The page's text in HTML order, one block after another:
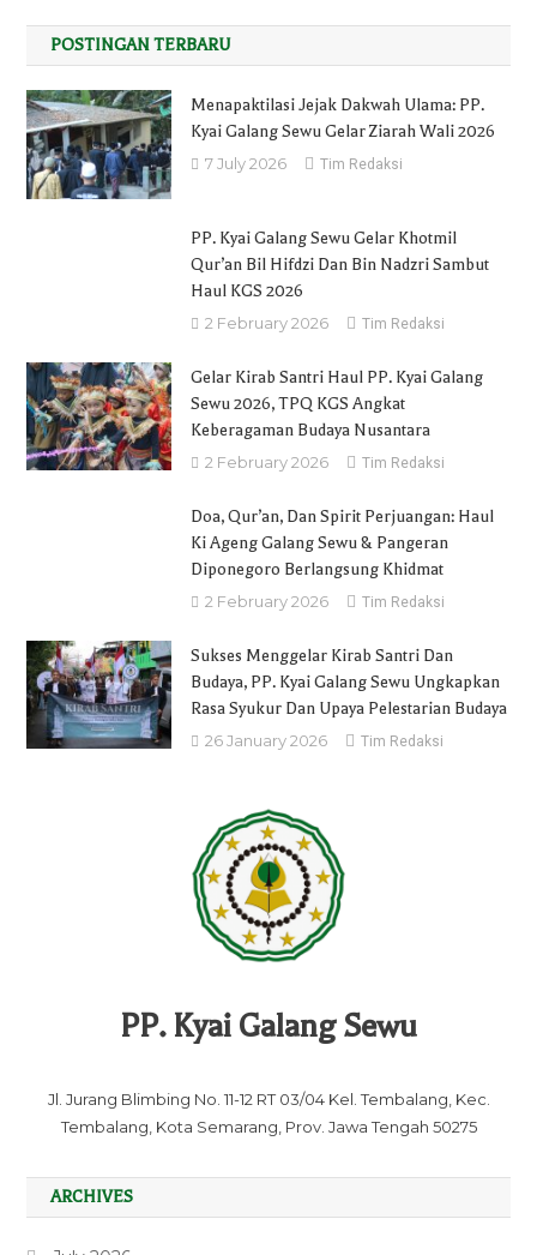
POSTINGAN TERBARU
Menapaktilasi Jejak Dakwah Ulama: PP.
Kyai Galang Sewu Gelar Ziarah Wali 2026
7 July 2026 Tim Redaksi
PP. Kyai Galang Sewu Gelar Khotmil
Qur’an Bil Hifdzi Dan Bin Nadzri Sambut
Haul KGS 2026
2 February 2026 Tim Redaksi
Gelar Kirab Santri Haul PP. Kyai Galang
Sewu 2026, TPQ KGS Angkat
Keberagaman Budaya Nusantara
2 February 2026 Tim Redaksi
Doa, Qur’an, Dan Spirit Perjuangan: Haul
Ki Ageng Galang Sewu & Pangeran
Diponegoro Berlangsung Khidmat
2 February 2026 Tim Redaksi
Sukses Menggelar Kirab Santri Dan
Budaya, PP. Kyai Galang Sewu Ungkapkan
Rasa Syukur Dan Upaya Pelestarian Budaya
26 January 2026 Tim Redaksi
PP. Kyai Galang Sewu
Jl. Jurang Blimbing No. 11-12 RT 03/04 Kel. Tembalang, Kec.
Tembalang, Kota Semarang, Prov. Jawa Tengah 50275
ARCHIVES